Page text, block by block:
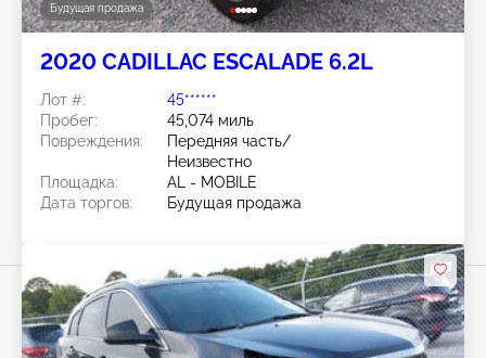
Будущая продажа
2020 CADILLAC ESCALADE 6.2L
Лот #:
45******
Пробег:
45,074 миль
Повреждения:
Передняя часть/
Неизвестно
Площадка:
AL - MOBILE
Дата торгов:
Будущая продажа